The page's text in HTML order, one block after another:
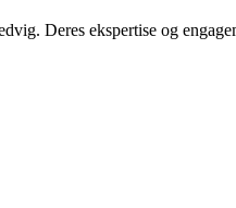
Deres ekspertise og